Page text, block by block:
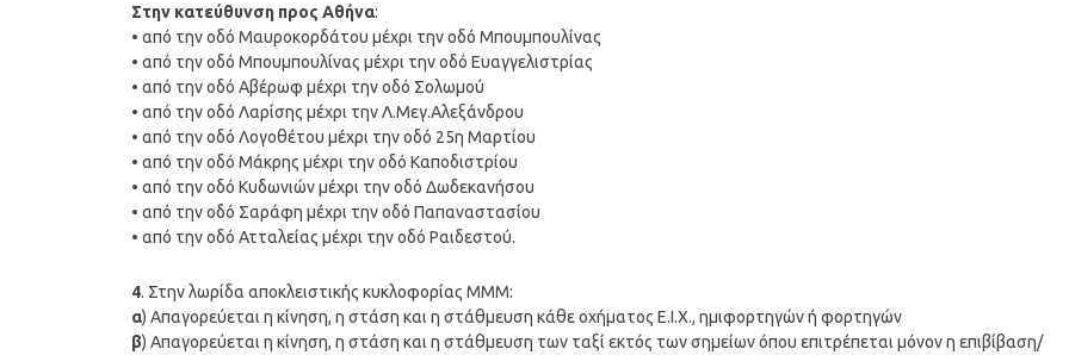
Στην κατεύθυνση προς Αθήνα:
• από την οδό Μαυροκορδάτου μέχρι την οδό Μπουμπουλίνας
• από την οδό Μπουμπουλίνας μέχρι την οδό Ευαγγελιστρίας
• από την οδό Αβέρωφ μέχρι την οδό Σολωμού
• από την οδό Λαρίσης μέχρι την Λ.Μεγ.Αλεξάνδρου
• από την οδό Λογοθέτου μέχρι την οδό 25η Μαρτίου
• από την οδό Μάκρης μέχρι την οδό Καποδιστρίου
• από την οδό Κυδωνιών μέχρι την οδό Δωδεκανήσου
• από την οδό Σαράφη μέχρι την οδό Παπαναστασίου
• από την οδό Ατταλείας μέχρι την οδό Ραιδεστού.
4. Στην λωρίδα αποκλειστικής κυκλοφορίας ΜΜΜ:
α) Απαγορεύεται η κίνηση, η στάση και η στάθμευση κάθε οχήματος Ε.Ι.Χ., ημιφορτηγών ή φορτηγών
β) Απαγορεύεται η κίνηση, η στάση και η στάθμευση των ταξί εκτός των σημείων όπου επιτρέπεται μόνον η επιβίβαση/